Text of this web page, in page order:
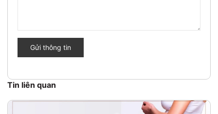
Gửi thông tin
Tin liên quan